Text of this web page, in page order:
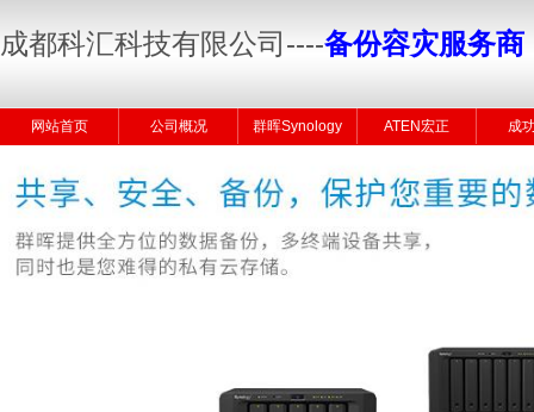
网站首页 公司概况 群晖Synology ATEN宏正 成
成都科汇科技有限公司 ----备份容灾服务商